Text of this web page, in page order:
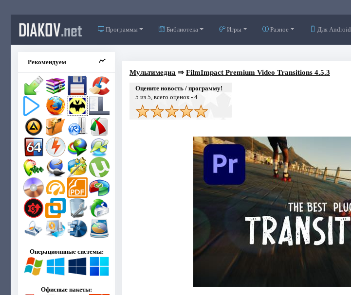
DIAKOV.net Программы Библиотека Игры Разное Для Android
Рекомендуем
Операционнные системы:
Офисные пакеты:
Мультимедиа ⇒ FilmImpact Premium Video Transitions 4.5.3
Оцените новость / программу!
5 из 5, всего оценок - 4